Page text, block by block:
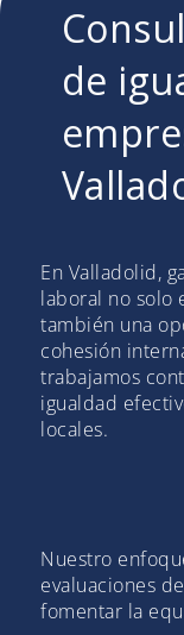
de
En Valladolid,
laboral no solo
también una
cohesión
trabajamos
igualdad
locales.
Nuestro
evaluaciones
fomentar la